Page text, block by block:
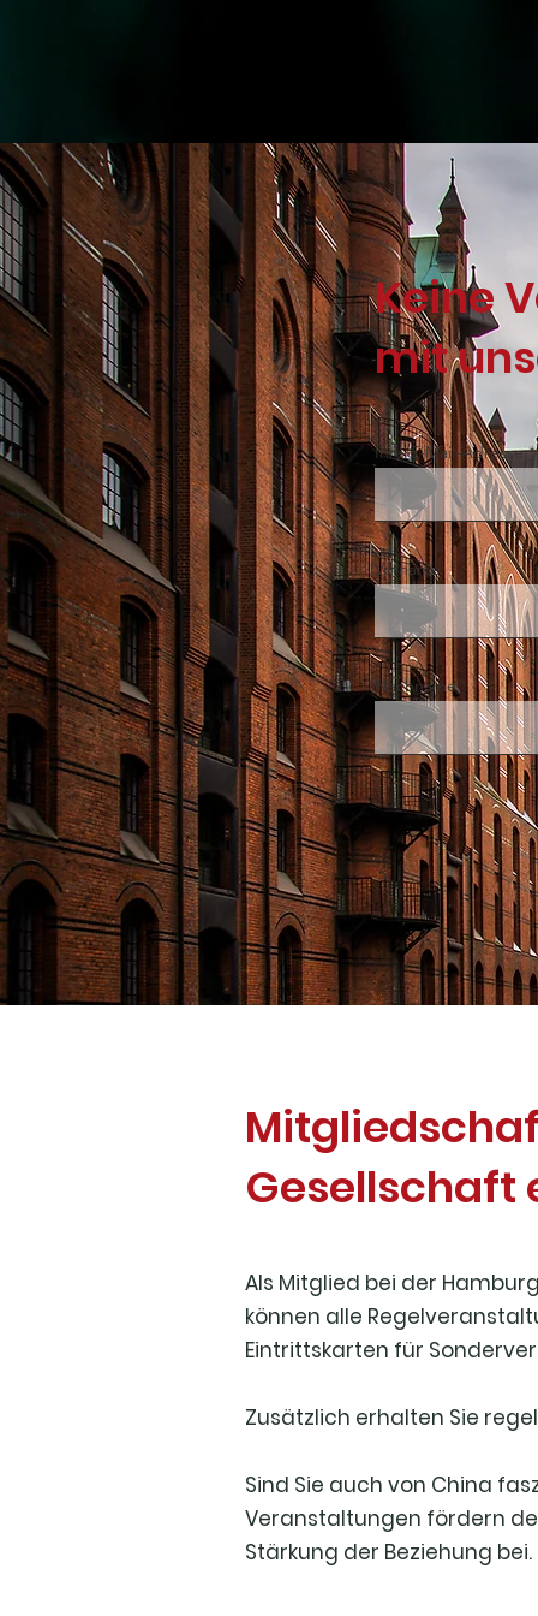
Keine
mit
Ihre E-Mail-Adresse
Vorname
Nachname
Gesellschaft
Als Mitglied bei der
können alle
Eintrittskarten für
Zusätzlich erhalten Sie
Sind Sie auch von China
Veranstaltungen fördern
Stärkung der Beziehung bei.